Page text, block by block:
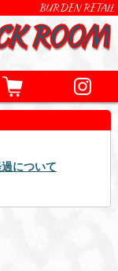
BURDEN RETAIL
について